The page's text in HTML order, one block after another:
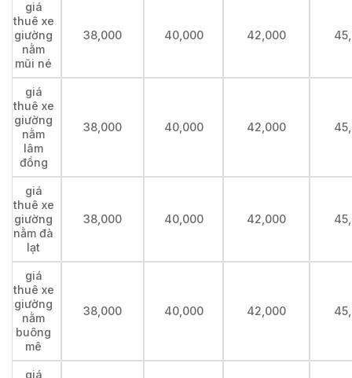
giá
thuê xe
giường
nằm
mũi né
38,000 40,000 42,000
giá
thuê xe
giường
nằm
lâm
đồng
38,000 40,000 42,000
giá
thuê xe
giường
nằm đà
lạt
38,000 40,000 42,000
giá
thuê xe
giường
nằm
buông
mê
38,000 40,000 42,000
giá